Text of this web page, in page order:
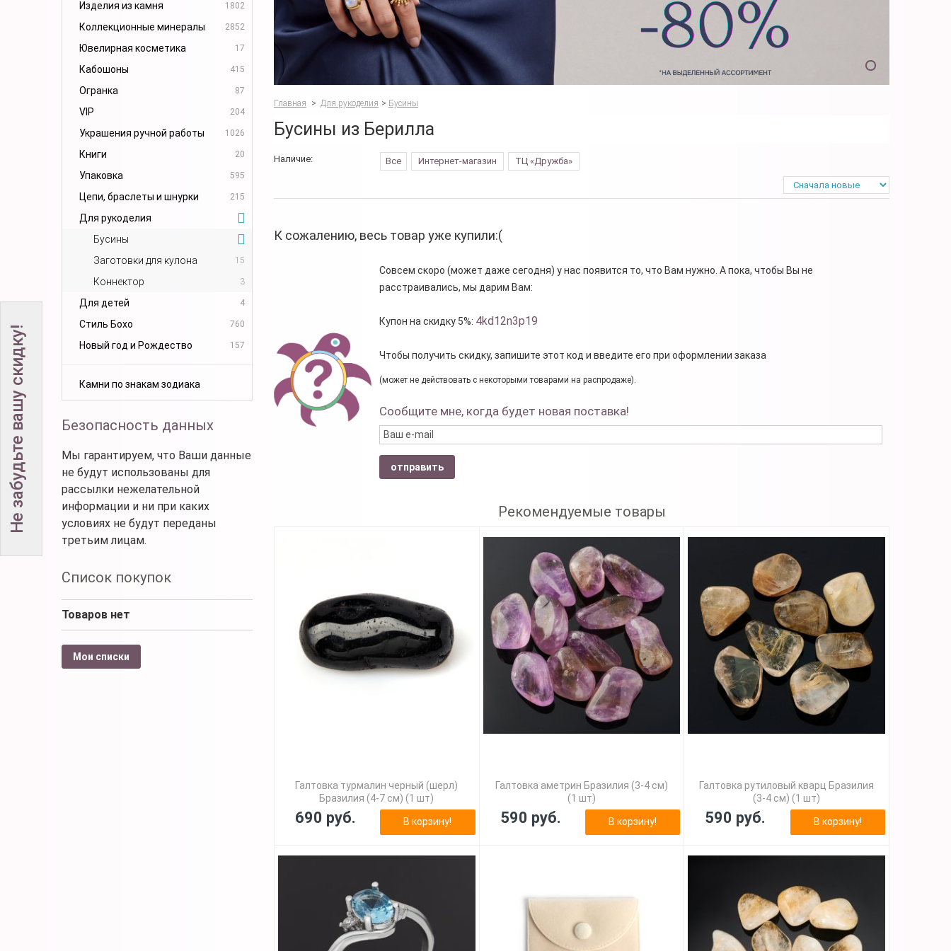
Изделия из камня 1802
Коллекционные минералы 2852
Ювелирная косметика 17
Кабошоны 415
Огранка 87
VIP 204
Украшения ручной работы 1026
Книги 20
Упаковка 595
Цепи, браслеты и шнурки 215
Для рукоделия
Бусины
Заготовки для кулона
15
Коннектор 3
Для детей 4
Стиль Бохо 760
Новый год и Рождество 157
Камни по знакам зодиака
Безопасность данных
Мы гарантируем, что Ваши данные
не будут использованы для
рассылки нежелательной
информации и ни при каких
условиях не будут переданы
третьим лицам.
Список покупок
Товаров нет
Мои списки
Главная > Для рукоделия > Бусины
Бусины из Берилла
Наличие: Все Интернет-магазин ТЦ «Дружба»
К сожалению, весь товар уже купили:(
Совсем скоро (может даже сегодня) у нас появится то, что Вам нужно. А пока, чтобы Вы не
расстраивались, мы дарим Вам:
Купон на скидку 5%: 4kd12n3p19
Чтобы получить скидку, запишите этот код и введите его при оформлении заказа
(может не действовать с некоторыми товарами на распродаже).
Сообщите мне, когда будет новая поставка!
отправить
Рекомендуемые товары
Галтовка турмалин черный (шерл)
Бразилия (4-7 см) (1 шт)
690 руб. В корзину!
Галтовка аметрин Бразилия (3-4 см)
(1 шт)
590 руб. В корзину!
Галтовка рутиловый кварц Бразилия
(3-4 см) (1 шт)
590 руб. В корзину!
Не забудьте вашу скидку!